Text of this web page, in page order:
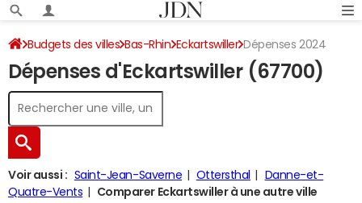
Budgets des villes Bas-Rhin Eckartswiller Dépenses 2024
Dépenses d'Eckartswiller (67700)
Voir aussi : Saint-Jean-Saverne Ottersthal
Danne-et-
Quatre-Vents
Comparer Eckartswiller à une autre ville